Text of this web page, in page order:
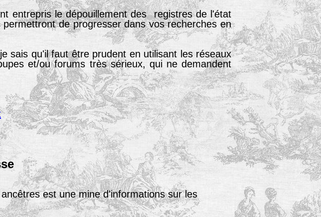
entrepris le dépouillement des registres de l'état
de progresser dans vos recherches en
sais qu'il faut être prudent en utilisant les réseaux
et/ou forums très sérieux, qui ne demandent
est une mine d'informations sur les